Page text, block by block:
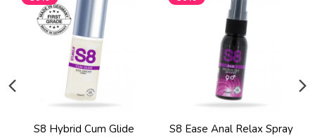
S8 Hybrid Cum Glide
S8 Ease Anal Relax Spray